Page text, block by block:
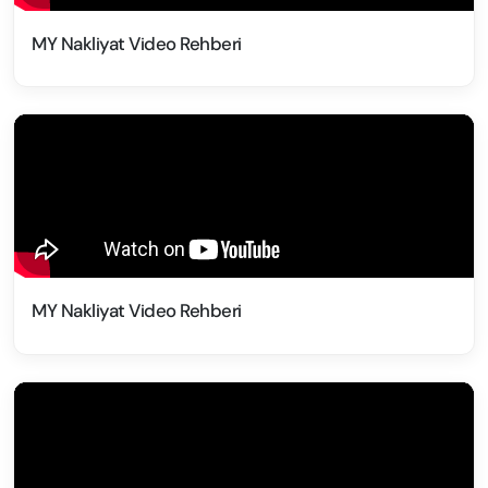
MY Nakliyat Video Rehberi
MY Nakliyat Video Rehberi